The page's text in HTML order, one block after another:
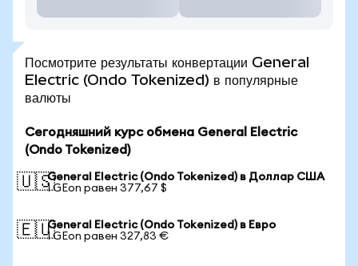
Посмотрите результаты конвертации General
Electric (Ondo Tokenized) в популярные
валюты
Сегодняшний курс обмена General Electric
(Ondo Tokenized)
🇺🇸General Electric (Ondo Tokenized) в Доллар США
1 GEon равен 377,67 $
🇪🇺General Electric (Ondo Tokenized) в Евро
1 GEon равен 327,83 €